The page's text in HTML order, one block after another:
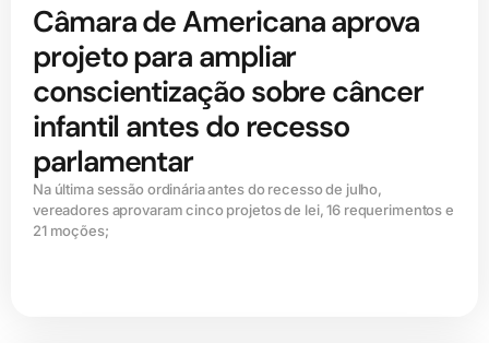
Câmara de Americana aprova
projeto para ampliar
conscientização sobre câncer
infantil antes do recesso
parlamentar
Na última sessão ordinária antes do recesso de julho,
vereadores aprovaram cinco projetos de lei, 16 requerimentos e
21 moções;